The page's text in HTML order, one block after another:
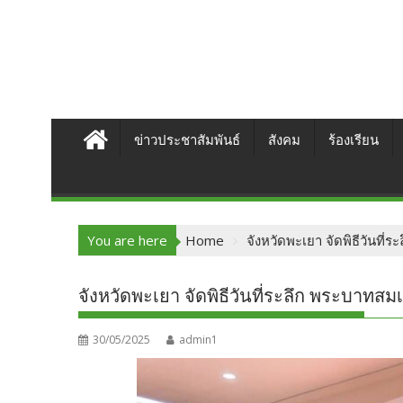
ข่าวประชาสัมพันธ์ สังคม ร้องเรียน
You are here Home จังหวัดพะเยา จัดพิธีวันที่ร
จังหวัดพะเยา จัดพิธีวันที่ระลึก พระบาทส
30/05/2025 admin1